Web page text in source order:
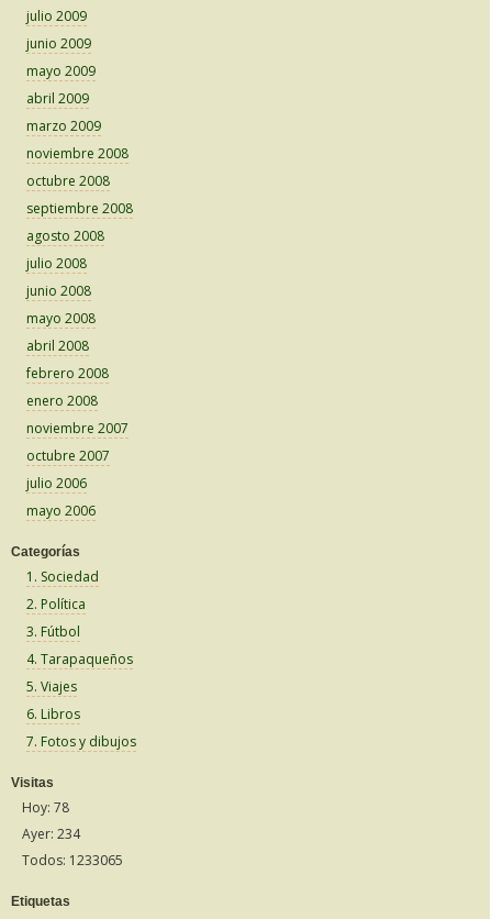
julio 2009
junio 2009
mayo 2009
abril 2009
marzo 2009
noviembre 2008
octubre 2008
septiembre 2008
agosto 2008
julio 2008
junio 2008
mayo 2008
abril 2008
febrero 2008
enero 2008
noviembre 2007
octubre 2007
julio 2006
mayo 2006
Categorías
1. Sociedad
2. Política
3. Fútbol
4. Tarapaqueños
5. Viajes
6. Libros
7. Fotos y dibujos
Visitas
Hoy: 78
Ayer: 234
Todos: 1233065
Etiquetas